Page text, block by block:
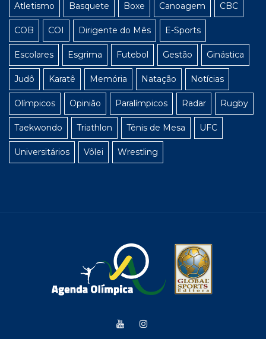
Atletismo Basquete Boxe Canoagem CBC
COB COI Dirigente do Mês E-Sports
Escolares Esgrima Futebol Gestão Ginástica
Judô Karatê Memória Natação Notícias
Olímpicos Opinião Paralímpicos Radar Rugby
Taekwondo Triathlon Tênis de Mesa UFC
Universitários Vôlei Wrestling